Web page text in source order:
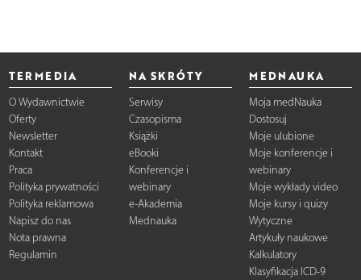
TERMEDIA
O Wydawnictwie
Oferty
Newsletter
Kontakt
Praca
Polityka prywatności
Polityka reklamowa
Napisz do nas
Nota prawna
Regulamin
NA SKRÓTY
Serwisy
Czasopisma
Książki
eBooki
Konferencje i
webinary
e-Akademia
Mednauka
MEDNAUKA
Moja medNauka
Dostosuj
Moje ulubione
Moje konferencje i
webinary
Moje wykłady video
Moje kursy i quizy
Wytyczne
Artykuły naukowe
Kalkulatory
Klasyfikacja ICD-9